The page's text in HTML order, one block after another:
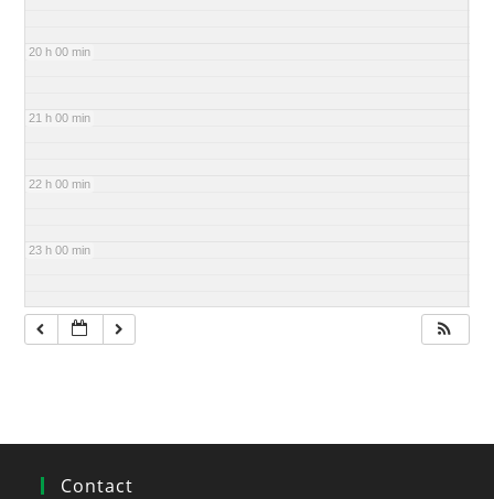
20 h 00 min
21 h 00 min
22 h 00 min
23 h 00 min
Contact